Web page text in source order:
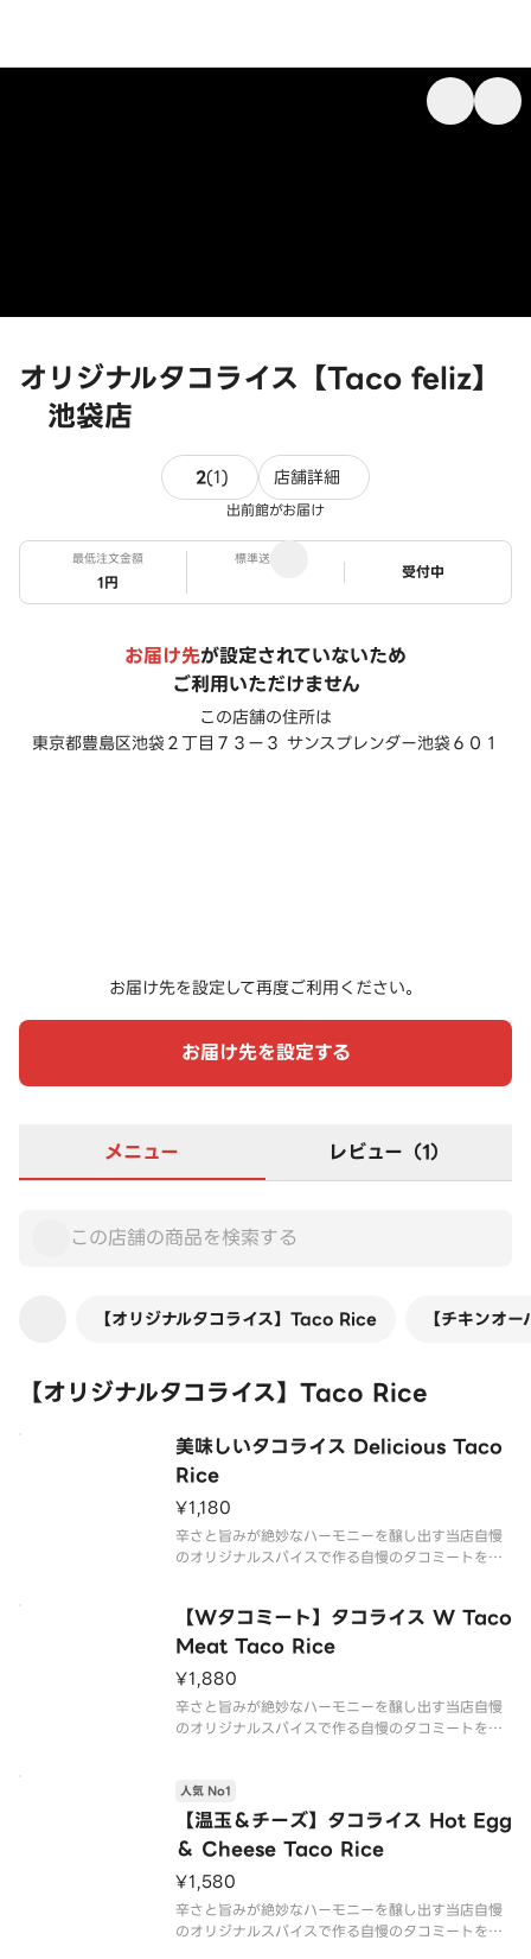
オリジナルタコライス【Taco feliz】
池袋店
2(1) 1件のレビュー
店舗詳細
出前館がお届け
最低注文金額
1円
標準送料
ステータス
受付中
お届け先が設定されていないため
ご利用いただけません
この店舗の住所は
東京都豊島区池袋２丁目７３ー３ サンスプレンダー池袋６０１
お届け先を設定して再度ご利用ください。
お届け先を設定する
メニュー レビュー（1）
【オリジナルタコライス】Taco Rice 【チキンオ
【オリジナルタコライス】Taco Rice
美味しいタコライス Delicious Taco
Rice
¥1,180
辛さと旨みが絶妙なハーモニーを醸し出す当店自慢
のオリジナルスパイスで作る自慢のタコミートを是
【内容】
タコミート：90g・ご飯・トマト・レタス・トルテ
We ar
【Wタコミート】タコライス W Taco
Meat Taco Rice
¥1,880
辛さと旨みが絶妙なハーモニーを醸し出す当店自慢
のオリジナルスパイスで作る自慢のタコミートを是
ましましの肉肉しいタコライスです。
【内容】
タコミート・ご飯・トマト・レタ
【温玉＆チーズ】タコライス Hot Egg
＆ Cheese Taco Rice
人気 No1
¥1,580
辛さと旨みが絶妙なハーモニーを醸し出す当店自慢
のオリジナルスパイスで作る自慢のタコミートを是